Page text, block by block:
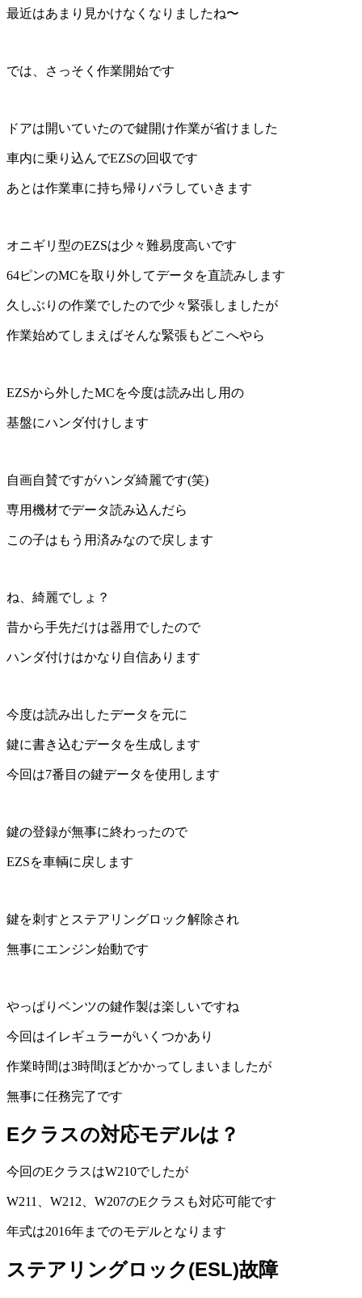
最近はあまり見かけなくなりましたね〜
では、さっそく作業開始です
ドアは開いていたので鍵開け作業が省けました
車内に乗り込んでEZSの回収です
あとは作業車に持ち帰りバラしていきます
オニギリ型のEZSは少々難易度高いです
64ピンのMCを取り外してデータを直読みします
久しぶりの作業でしたので少々緊張しましたが
作業始めてしまえばそんな緊張もどこへやら
EZSから外したMCを今度は読み出し用の
基盤にハンダ付けします
自画自賛ですがハンダ綺麗です(笑)
専用機材でデータ読み込んだら
この子はもう用済みなので戻します
ね、綺麗でしょ？
昔から手先だけは器用でしたので
ハンダ付けはかなり自信あります
今度は読み出したデータを元に
鍵に書き込むデータを生成します
今回は7番目の鍵データを使用します
鍵の登録が無事に終わったので
EZSを車輌に戻します
鍵を刺すとステアリングロック解除され
無事にエンジン始動です
やっぱりベンツの鍵作製は楽しいですね
今回はイレギュラーがいくつかあり
作業時間は3時間ほどかかってしまいましたが
無事に任務完了です
Eクラスの対応モデルは？
今回のEクラスはW210でしたが
W211、W212、W207のEクラスも対応可能です
年式は2016年までのモデルとなります
ステアリングロック(ESL)故障